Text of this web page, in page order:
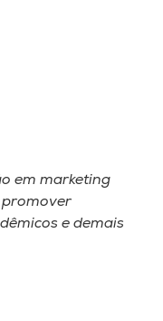
em marketing
e demais